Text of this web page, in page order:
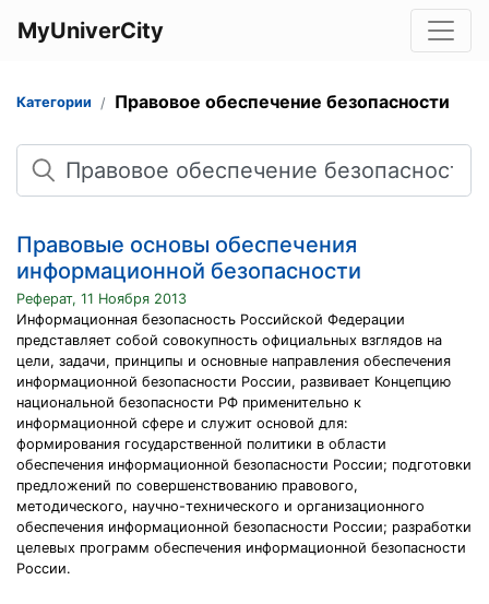
MyUniverCity
Категории Правовое обеспечение безопасности
Поиск
Правовые основы обеспечения
информационной безопасности
Реферат, 11 Ноября 2013
Информационная безопасность Российской Федерации
представляет собой совокупность официальных взглядов на
цели, задачи, принципы и основные направления обеспечения
информационной безопасности России, развивает Концепцию
национальной безопасности РФ применительно к
информационной сфере и служит основой для:
формирования государственной политики в области
обеспечения информационной безопасности России; подготовки
предложений по совершенствованию правового,
методического, научно-технического и организационного
обеспечения информационной безопасности России; разработки
целевых программ обеспечения информационной безопасности
России.